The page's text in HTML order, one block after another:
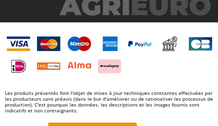
More than chef
MOSA
Mowox
MTD
Les produits présentés font l'objet de mises à jour techniques constantes effectuées par
les producteurs sans préavis (dans le but d'améliorer ou de rationaliser les processus de
production). C'est pourquoi les données, les descriptions et les images fournis sont
indicatifs et non contraignants.